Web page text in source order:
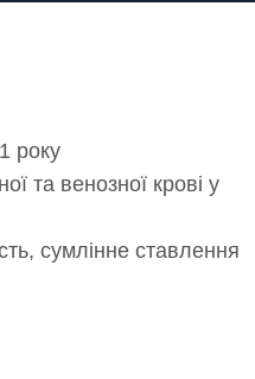
року
та венозної крові у
сумлінне ставлення